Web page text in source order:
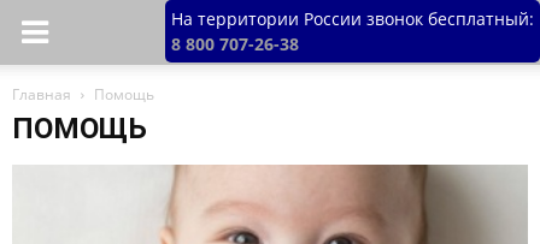
На территории России звонок бесплатный:
8 800 707-26-38
Главная Помощь
ПОМОЩЬ